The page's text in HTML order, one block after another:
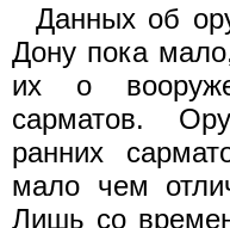
Данных об
Дону пока
их о
сарматов.
ранних
мало чем
Лишь со